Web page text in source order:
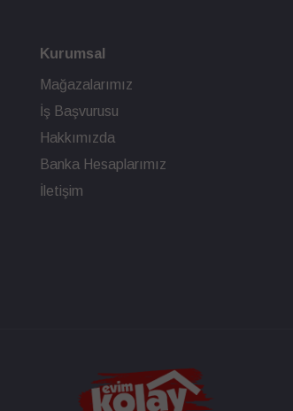
Kurumsal
Mağazalarımız
İş Başvurusu
Hakkımızda
Banka Hesaplarımız
İletişim